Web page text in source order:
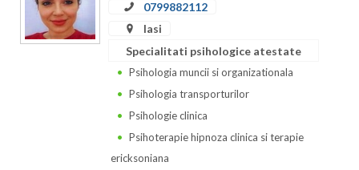
Caras-Severin
0799882112
Iasi
Specialitati psihologice atestate
Psihologia muncii si organizationala
Psihologia transporturilor
Psihologie clinica
Psihoterapie hipnoza clinica si terapie
ericksoniana